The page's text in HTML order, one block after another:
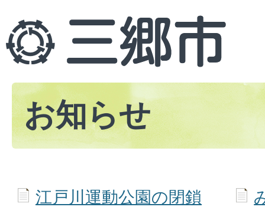
お知らせ
江戸川運動公園の閉鎖